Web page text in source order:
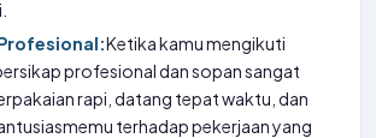
Ketika kamu mengikuti
profesional dan sopan sangat
rapi, datang tepat waktu, dan
terhadap pekerjaan yang